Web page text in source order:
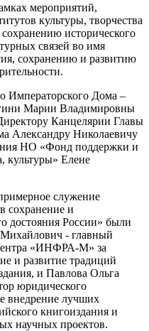
мероприятий,
культуры, творчества
исторического
связей во имя
сохранению и развитию
Императорского Дома –
Марии Владимировны
Канцелярии Главы
Александру Николаевичу
НО «Фонд поддержки и
культуры» Елене
служение
сохранение и
достояния России» были
- главный
«ИНФРА-М» за
и развитие традиций
и Павлова Ольга
юридического
внедрение лучших
книгоиздания и
научных проектов.